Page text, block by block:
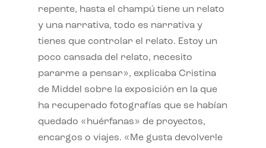
repente, hasta el champú tiene un relato
y una narrativa, todo es narrativa y
tienes que controlar el relato. Estoy un
poco cansada del relato, necesito
pararme a pensar», explicaba Cristina
de Middel sobre la exposición en la que
ha recuperado fotografías que se habían
quedado «huérfanas» de proyectos,
encargos o viajes. «Me gusta devolverle